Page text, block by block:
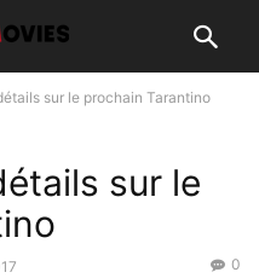
sur le prochain Tarantino
sur le
0